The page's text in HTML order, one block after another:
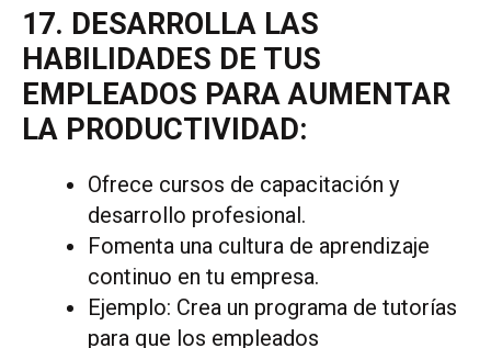
17. DESARROLLA LAS
HABILIDADES DE TUS
EMPLEADOS PARA AUMENTAR
LA PRODUCTIVIDAD:
Ofrece cursos de capacitación y
desarrollo profesional.
Fomenta una cultura de aprendizaje
continuo en tu empresa.
Ejemplo: Crea un programa de tutorías
para que los empleados